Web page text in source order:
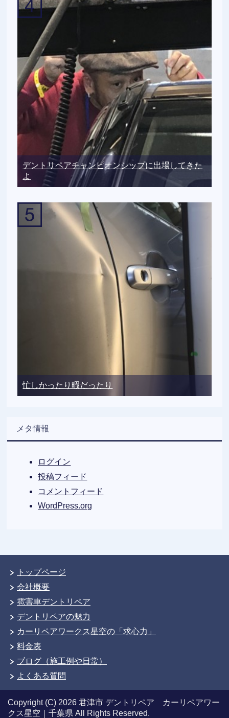
デントリペアチャンピオンシップに出場してきた
よ
忙しかったり暇だったり
メタ情報
ログイン
投稿フィード
コメントフィード
WordPress.org
トップページ
会社概要
雹害車デントリペア
デントリペアの魅力
カーリペアワークス星空の「求心力」
料金表
ブログ（施工例や日常）
よくある質問
Copyright (C) 2026 君津市 デントリペア カーリペアワー
クス星空｜千葉県 All Rights Reserved.